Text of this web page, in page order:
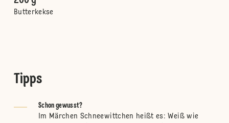
Butterkekse
Tipps
Schon gewusst?
Im Märchen Schneewittchen heißt es: Weiß wie